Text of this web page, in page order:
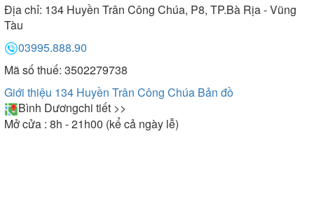
Địa chỉ: 134 Huyền Trân Công Chúa, P8, TP.Bà Rịa - Vũng
Tàu
03995.888.90
Mã số thuế: 3502279738
Giới thiệu 134 Huyền Trân Công Chúa Bản đồ
Bình Dươngchi tiết >>
Mở cửa : 8h - 21h00 (kể cả ngày lễ)